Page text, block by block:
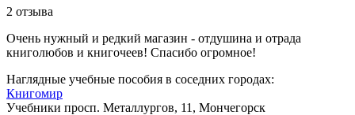
2 отзыва
Очень нужный и редкий магазин - отдушина и отрада
книголюбов и книгочеев! Спасибо огромное!
Наглядные учебные пособия в соседних городах:
Книгомир
Учебники просп. Металлургов, 11, Мончегорск